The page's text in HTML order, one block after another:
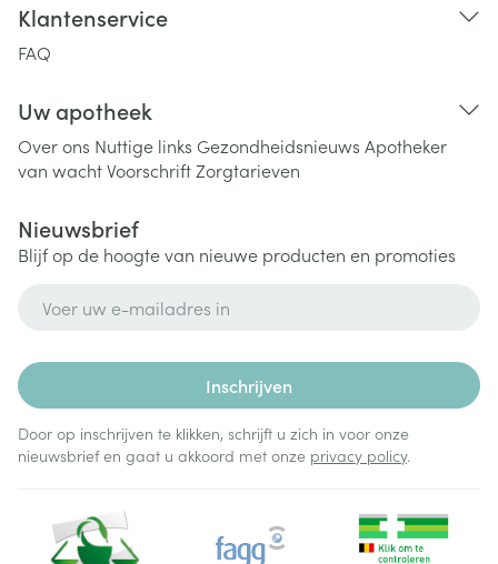
Klantenservice
FAQ
Uw apotheek
Over ons Nuttige links Gezondheidsnieuws Apotheker
van wachtVoorschriftZorgtarieven
Nieuwsbrief
Blijf op de hoogte van nieuwe producten en promoties
Inschrijven
Door op inschrijven te klikken, schrijft u zich in voor onze
nieuwsbrief en gaat u akkoord met onze privacy policy.